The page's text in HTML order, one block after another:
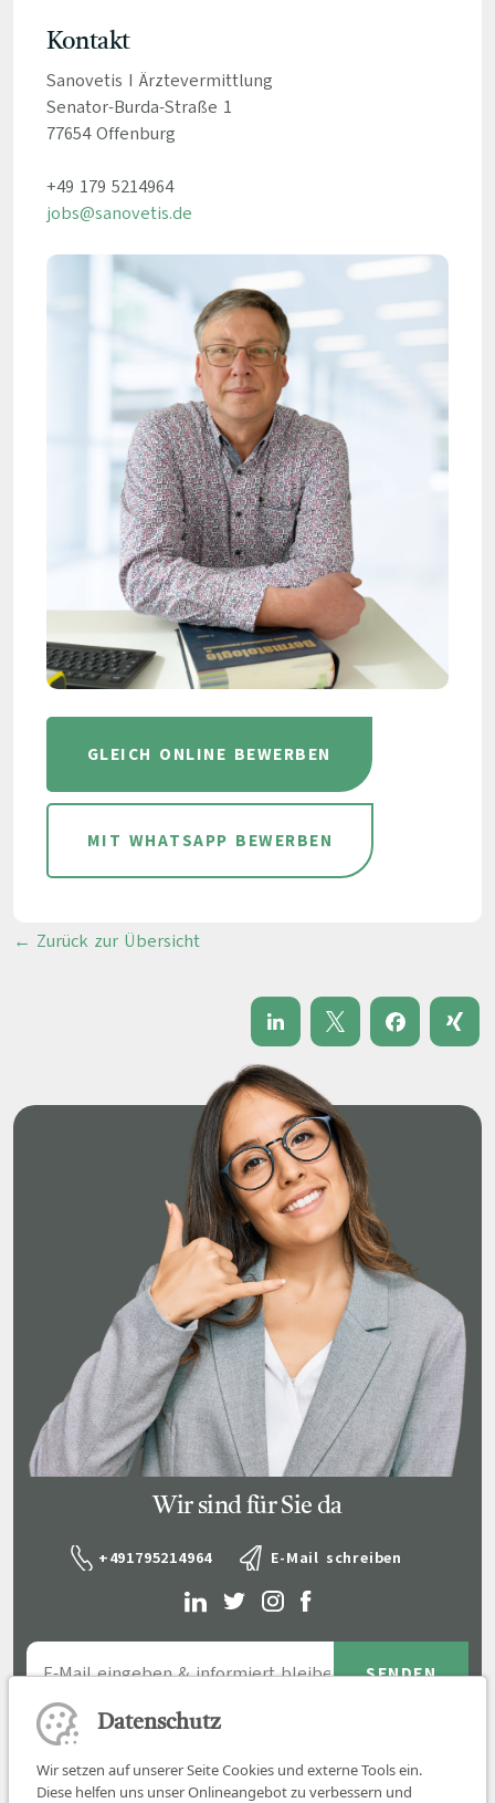
Kontakt
Sanovetis I Ärztevermittlung
Senator-Burda-Straße 1
77654 Offenburg
+49 179 5214964
jobs@sanovetis.de
GLEICH ONLINE BEWERBEN
MIT WHATSAPP BEWERBEN
← Zurück zur Übersicht
Wir sind für Sie da
+491795214964 E-Mail schreiben
Datenschutz
Wir setzen auf unserer Seite Cookies und externe Tools ein.
Diese helfen uns unser Onlineangebot zu verbessern und